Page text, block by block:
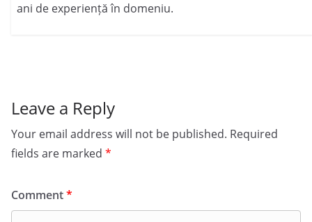
ani de experiență în domeniu.
Leave a Reply
Your email address will not be published. Required
fields are marked *
Comment*